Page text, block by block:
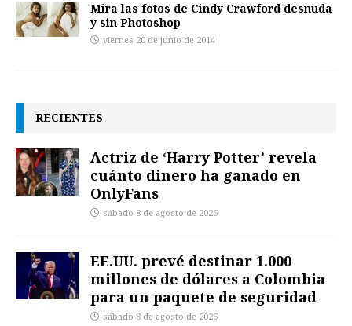
Mira las fotos de Cindy Crawford desnuda
y sin Photoshop
viernes 20 de junio de 2014
RECIENTES
Actriz de ‘Harry Potter’ revela
cuánto dinero ha ganado en
OnlyFans
sábado 8 de agosto de 2026
EE.UU. prevé destinar 1.000
millones de dólares a Colombia
para un paquete de seguridad
sábado 8 de agosto de 2026